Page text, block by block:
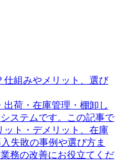
仕組みやメリット、選び
荷・在庫管理・棚卸し
ステムです。この記事で
ット・デメリット、在庫
失敗の事例や選び方ま
務の改善にお役立てくだ